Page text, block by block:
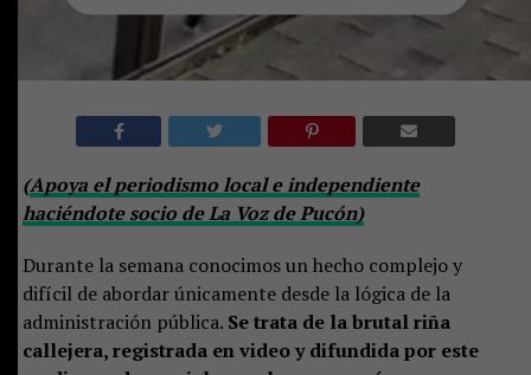
(Apoya el periodismo local e independiente
haciéndote socio de La Voz de Pucón)
Durante la semana conocimos un hecho complejo y
difícil de abordar únicamente desde la lógica de la
administración pública. Se trata de la brutal riña
callejera, registrada en video y difundida por este